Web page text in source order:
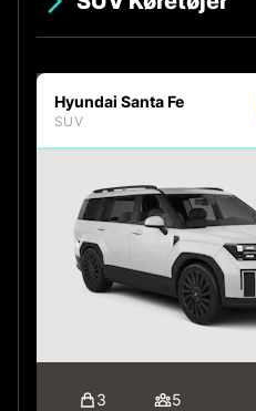
Hyundai Santa Fe
SUV
3 5